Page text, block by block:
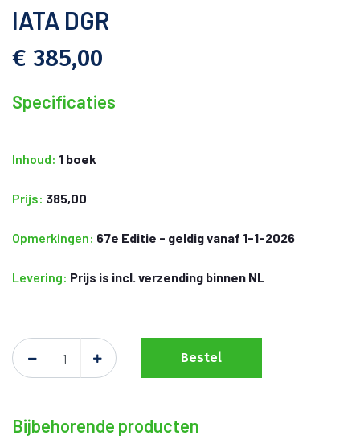
IATA DGR
€ 385,00
Specificaties
Inhoud: 1 boek
Prijs: 385,00
Opmerkingen: 67e Editie - geldig vanaf 1-1-2026
Levering: Prijs is incl. verzending binnen NL
Bestel
Bijbehorende producten